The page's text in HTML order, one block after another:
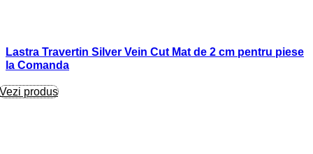
Lastra Travertin Silver Vein Cut Mat de 2 cm pentru piese
la Comanda
Vezi produs